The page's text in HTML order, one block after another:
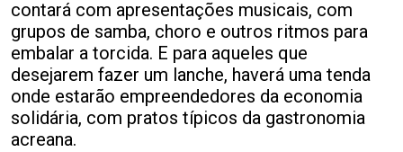
contará com apresentações musicais, com
grupos de samba, choro e outros ritmos para
embalar a torcida. E para aqueles que
desejarem fazer um lanche, haverá uma tenda
onde estarão empreendedores da economia
solidária, com pratos típicos da gastronomia
acreana.